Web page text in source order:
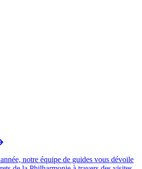
notre équipe de guides vous dévoile